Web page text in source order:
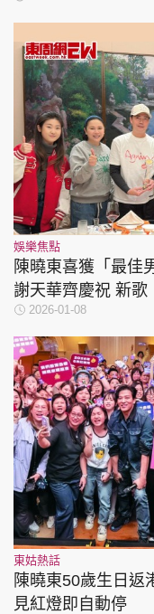
娛樂焦點
陳曉東喜獲「最佳
謝天華齊慶祝 新
2026-01-08
東姑熱話
陳曉東50歲生日返
見紅燈即自動停